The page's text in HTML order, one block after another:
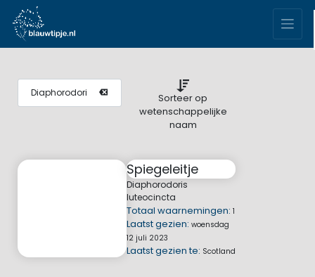
Sorteer op
wetenschappelijke
naam
Spiegeleitje
Diaphorodoris
luteocincta
Totaal waarnemingen: 1
Laatst gezien: woensdag
12 juli 2023
Laatst gezien te: Scotland